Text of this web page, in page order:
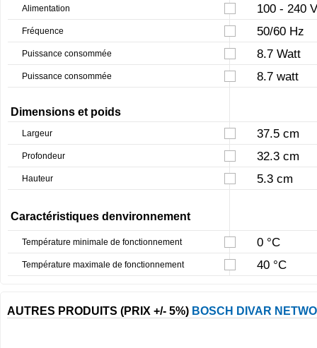
Alimentation 100 - 240 V
Fréquence 50/60 Hz
Puissance consommée 8.7 Watt
Puissance consommée 8.7 watt
Dimensions et poids
Largeur 37.5 cm
Profondeur 32.3 cm
Hauteur 5.3 cm
Caractéristiques denvironnement
Température minimale de fonctionnement 0 °C
Température maximale de fonctionnement 40 °C
AUTRES PRODUITS (PRIX +/- 5%) BOSCH DIVAR